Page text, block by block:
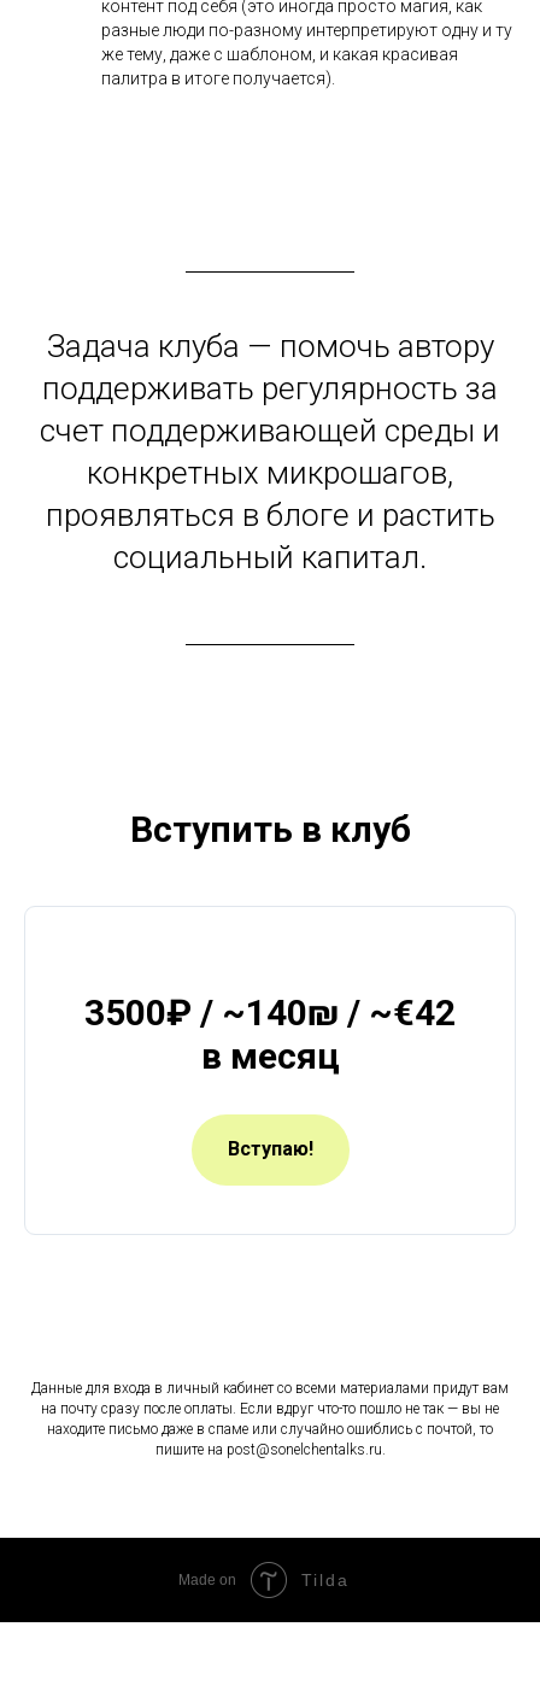
контент под себя (это иногда просто магия, как
разные люди по-разному интерпретируют одну и ту
же тему, даже с шаблоном, и какая красивая
палитра в итоге получается).
Задача клуба — помочь автору
поддерживать регулярность за
счет поддерживающей среды и
конкретных микрошагов,
проявляться в блоге и растить
социальный капитал.
Вступить в клуб
3500₽ / ~140₪ / ~€42
в месяц
Вступаю!
Данные для входа в личный кабинет со всеми материалами придут вам
на почту сразу после оплаты. Если вдруг что-то пошло не так — вы не
находите письмо даже в спаме или случайно ошиблись с почтой, то
пишите на post@sonelchentalks.ru.
Made on Tilda